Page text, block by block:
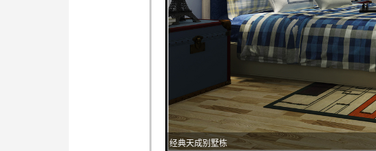
经典天成别墅栋